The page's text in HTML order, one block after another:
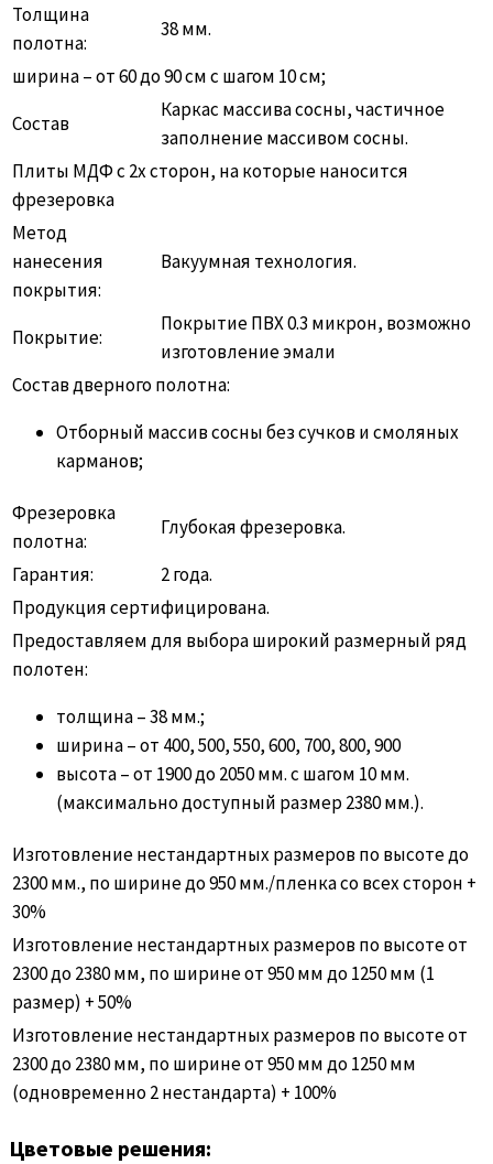
Толщина
полотна:
38 мм.
ширина – от 60 до 90 см с шагом 10 см;
Состав
Каркас массива сосны, частичное
заполнение массивом сосны.
Плиты МДФ с 2х сторон, на которые наносится
фрезеровка
Метод
нанесения
покрытия:
Вакуумная технология.
Покрытие:
Покрытие ПВХ 0.3 микрон, возможно
изготовление эмали
Состав дверного полотна:
Отборный массив сосны без сучков и смоляных
карманов;
Фрезеровка
полотна:
Глубокая фрезеровка.
Гарантия:
2 года.
Продукция сертифицирована.
Предоставляем для выбора широкий размерный ряд
полотен:
толщина – 38 мм.;
ширина – от 400, 500, 550, 600, 700, 800, 900
высота – от 1900 до 2050 мм. с шагом 10 мм.
(максимально доступный размер 2380 мм.).
Изготовление нестандартных размеров по высоте до
2300 мм., по ширине до 950 мм./пленка со всех сторон +
30%
Изготовление нестандартных размеров по высоте от
2300 до 2380 мм, по ширине от 950 мм до 1250 мм (1
размер) + 50%
Изготовление нестандартных размеров по высоте от
2300 до 2380 мм, по ширине от 950 мм до 1250 мм
(одновременно 2 нестандарта) + 100%
Цветовые решения: